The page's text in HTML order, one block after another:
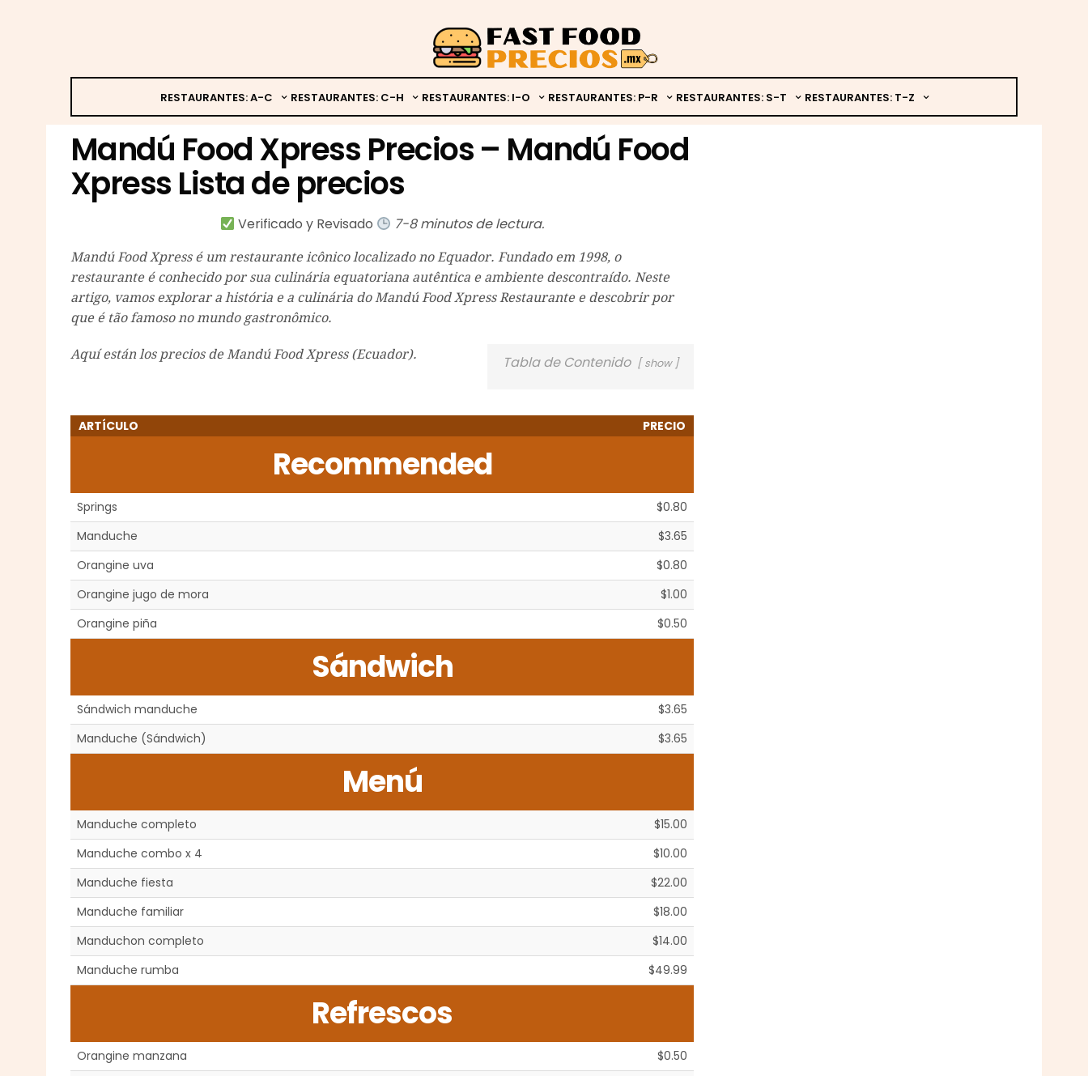
RESTAURANTES: A-C RESTAURANTES: C-H RESTAURANTES: I-O RESTAURANTES: P-R RESTAURANTES: S-T RESTAURANTES: T-Z
Mandú Food Xpress Precios – Mandú Food
Xpress Lista de precios
Verificado y Revisado 7-8 minutos de lectura.
Mandú Food Xpress é um restaurante icônico localizado no Equador. Fundado em 1998, o
restaurante é conhecido por sua culinária equatoriana autêntica e ambiente descontraído. Neste
artigo, vamos explorar a história e a culinária do Mandú Food Xpress Restaurante e descobrir por
que é tão famoso no mundo gastronômico.
Tabla de Contenido show
Aquí están los precios de Mandú Food Xpress (Ecuador).
ARTÍCULO PRECIO
Recommended
Springs
$0.80
Manduche
$3.65
Orangine uva
$0.80
Orangine jugo de mora
$1.00
Orangine piña
$0.50
Sándwich
Sándwich manduche
$3.65
Manduche (Sándwich)
$3.65
Menú
Manduche completo
$15.00
Manduche combo x 4
$10.00
Manduche fiesta
$22.00
Manduche familiar
$18.00
Manduchon completo
$14.00
Manduche rumba
$49.99
Refrescos
Orangine manzana
$0.50